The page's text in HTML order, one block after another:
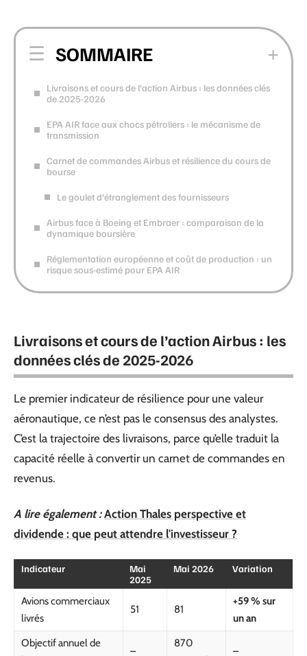
SOMMAIRE
Livraisons et cours de l’action Airbus : les données clés
de 2025-2026
EPA AIR face aux chocs pétroliers : le mécanisme de
transmission
Carnet de commandes Airbus et résilience du cours de
bourse
Le goulet d’étranglement des fournisseurs
Airbus face à Boeing et Embraer : comparaison de la
dynamique boursière
Réglementation européenne et coût de production : un
risque sous-estimé pour EPA AIR
Livraisons et cours de l’action Airbus : les
données clés de 2025-2026
Le premier indicateur de résilience pour une valeur
aéronautique, ce n’est pas le consensus des analystes.
C’est la trajectoire des livraisons, parce qu’elle traduit la
capacité réelle à convertir un carnet de commandes en
revenus.
A lire également : Action Thales perspective et
dividende : que peut attendre l'investisseur ?
Indicateur
Mai
2025
Mai 2026 Variation
Avions commerciaux
livrés
51 81
+59 % sur
un an
Objectif annuel de
–
870
–